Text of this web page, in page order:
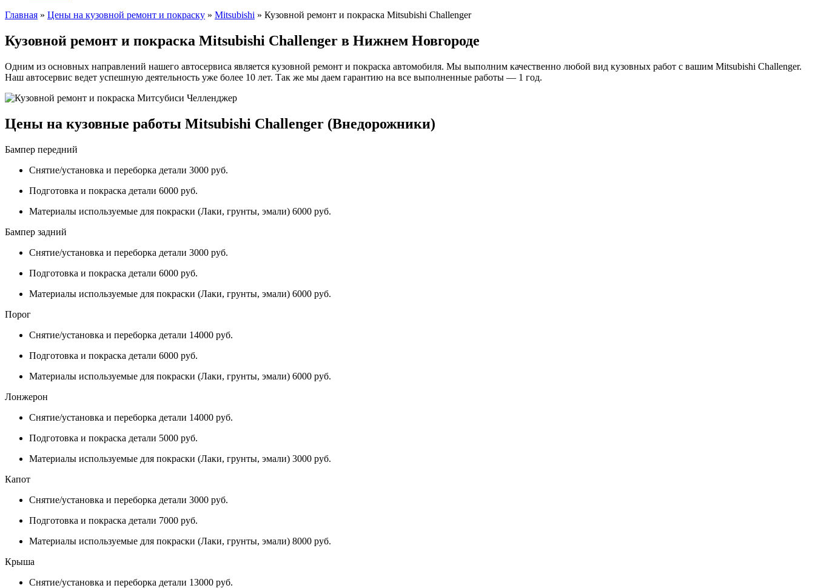
Главная » Цены на кузовной ремонт и покраску » Mitsubishi » Кузовной ремонт и покраска Mitsubishi Challenger
Кузовной ремонт и покраска Mitsubishi Challenger в Нижнем Новгороде
Одним из основных направлений нашего автосервиса является кузовной ремонт и покраска автомобиля. Мы выполним качественно любой вид кузовных работ с вашим Mitsubishi Challenger.
Наш автосервис ведет успешную деятельность уже более 10 лет. Так же мы даем гарантию на все выполненные работы — 1 год.
Цены на кузовные работы Mitsubishi Challenger (Внедорожники)
Бампер передний
Снятие/установка и переборка детали 3000 руб.
Подготовка и покраска детали 6000 руб.
Материалы используемые для покраски (Лаки, грунты, эмали) 6000 руб.
Бампер задний
Снятие/установка и переборка детали 3000 руб.
Подготовка и покраска детали 6000 руб.
Материалы используемые для покраски (Лаки, грунты, эмали) 6000 руб.
Порог
Снятие/установка и переборка детали 14000 руб.
Подготовка и покраска детали 6000 руб.
Материалы используемые для покраски (Лаки, грунты, эмали) 6000 руб.
Лонжерон
Снятие/установка и переборка детали 14000 руб.
Подготовка и покраска детали 5000 руб.
Материалы используемые для покраски (Лаки, грунты, эмали) 3000 руб.
Капот
Снятие/установка и переборка детали 3000 руб.
Подготовка и покраска детали 7000 руб.
Материалы используемые для покраски (Лаки, грунты, эмали) 8000 руб.
Крыша
Снятие/установка и переборка детали 13000 руб.